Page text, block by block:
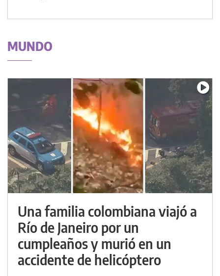
MUNDO
Una familia colombiana viajó a
Río de Janeiro por un
cumpleaños y murió en un
accidente de helicóptero